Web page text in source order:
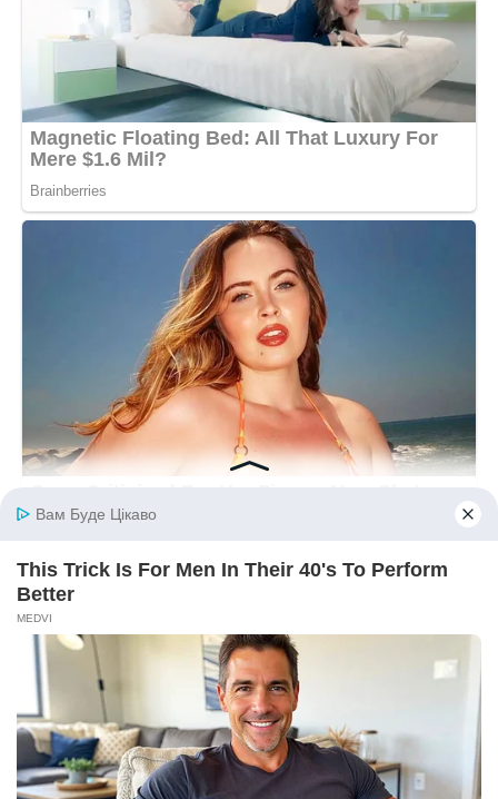
Наприкінці осені мені запропонували приєднатися до
групи жінок, які двічі на тиждень збиралися на творчі
майстер-класи.
Я довго вагалася.
Потім записалася.
Мені справді це сподобалося.